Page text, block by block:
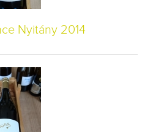
Nyitány 2014